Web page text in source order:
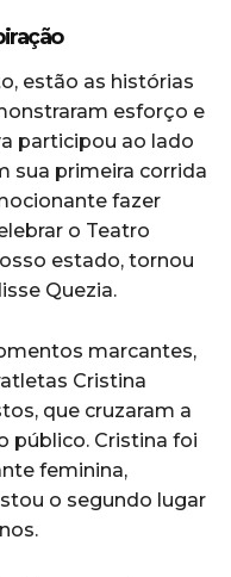
estão as histórias
esforço e
participou ao lado
sua primeira corrida
fazer
o Teatro
estado, tornou
Quezia.
marcantes,
Cristina
que cruzaram a
público. Cristina foi
feminina,
o segundo lugar